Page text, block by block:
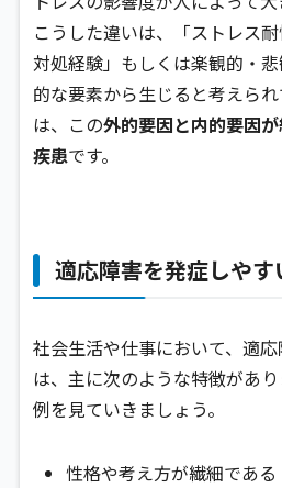
こうした違いは、「ストレス
対処経験」もしくは楽観的・
的な要素から生じると考えら
は、この外的要因と内的要因
疾患です。
適応障害を発症しや
社会生活や仕事において、適
は、主に次のような特徴があ
例を見ていきましょう。
性格や考え方が繊細である